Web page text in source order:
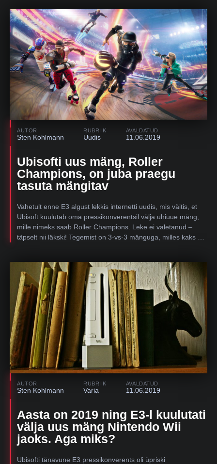
AUTOR
Sten Kohlmann
RUBRIIK
Uudis
AVALDATUD
11.06.2019
Ubisofti uus mäng, Roller
Champions, on juba praegu
tasuta mängitav
Vahetult enne E3 algust lekkis internetti uudis, mis väitis, et
Ubisoft kuulutab oma pressikonverentsil välja uhiuue mäng,
mille nimeks saab Roller Champions. Leke ei valetanud –
täpselt nii läkski! Tegemist on 3-vs-3 mänguga, milles kaks …
AUTOR
Sten Kohlmann
RUBRIIK
Varia
AVALDATUD
11.06.2019
Aasta on 2019 ning E3-l kuulutati
välja uus mäng Nintendo Wii
jaoks. Aga miks?
Ubisofti tänavune E3 pressikonverents oli üpriski